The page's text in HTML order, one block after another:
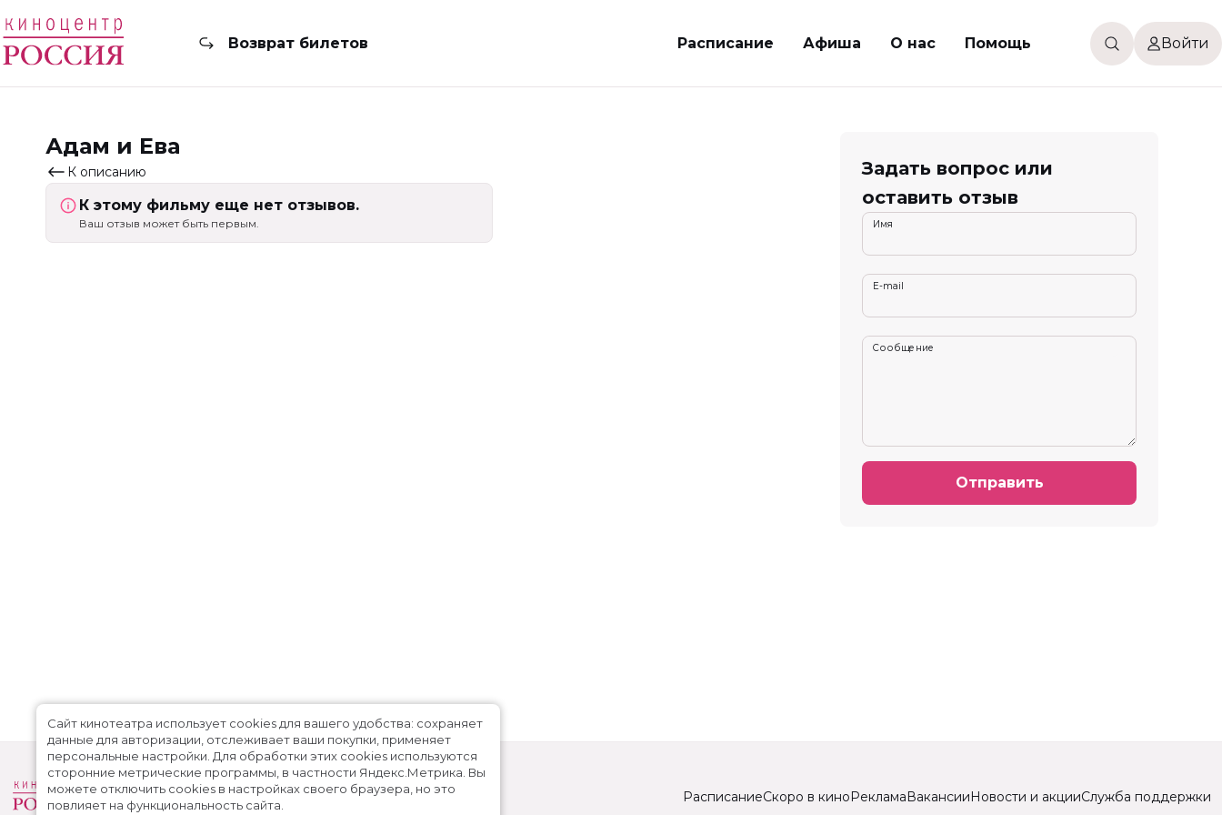
Возврат билетов Расписание Афиша О нас Помощь Войти
Адам и Ева
К описанию
К этому фильму еще нет отзывов.
Ваш отзыв может быть первым.
Задать вопрос или
оставить отзыв
Имя
E-mail
Сообщение
Отправить
РасписаниеСкоро в киноРекламаВакансииНовости и акцииСлужба поддержки
Сайт кинотеатра использует cookies для вашего удобства: сохраняет
данные для авторизации, отслеживает ваши покупки, применяет
персональные настройки. Для обработки этих cookies используются
сторонние метрические программы, в частности Яндекс.Метрика. Вы
можете отключить cookies в настройках своего браузера, но это
повлияет на функциональность сайта.